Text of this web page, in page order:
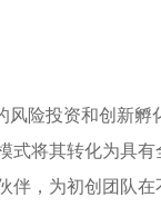
险投资和创新
将其转化为具
，为初创团队